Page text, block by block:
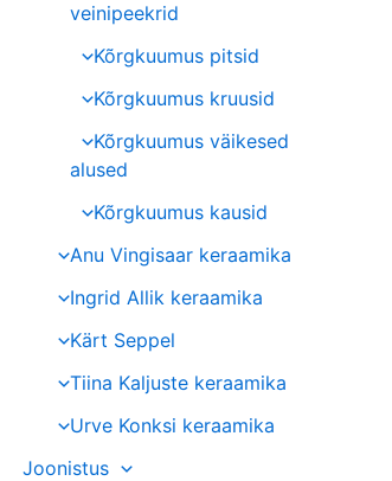
veinipeekrid
Kõrgkuumus pitsid
Kõrgkuumus kruusid
Kõrgkuumus väikesed
alused
Kõrgkuumus kausid
Anu Vingisaar keraamika
Ingrid Allik keraamika
Kärt Seppel
Tiina Kaljuste keraamika
Urve Konksi keraamika
Joonistus